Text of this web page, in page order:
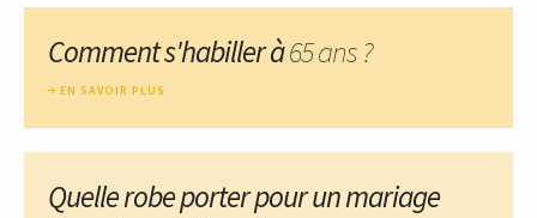
Comment s'habiller à65 ans ?
EN SAVOIR PLUS
Quelle robe porter pour un mariage